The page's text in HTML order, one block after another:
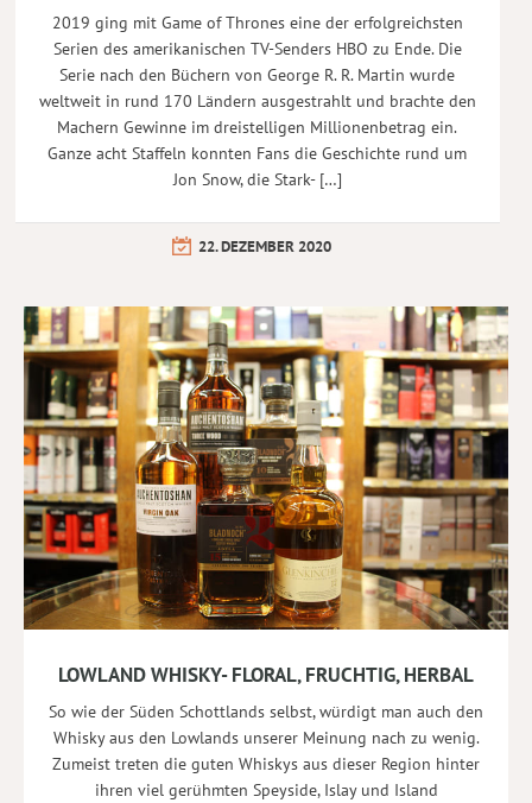
2019 ging mit Game of Thrones eine der erfolgreichsten
Serien des amerikanischen TV-Senders HBO zu Ende. Die
Serie nach den Büchern von George R. R. Martin wurde
weltweit in rund 170 Ländern ausgestrahlt und brachte den
Machern Gewinne im dreistelligen Millionenbetrag ein.
Ganze acht Staffeln konnten Fans die Geschichte rund um
Jon Snow, die Stark- […]
22. DEZEMBER 2020
LOWLAND WHISKY- FLORAL, FRUCHTIG, HERBAL
So wie der Süden Schottlands selbst, würdigt man auch den
Whisky aus den Lowlands unserer Meinung nach zu wenig.
Zumeist treten die guten Whiskys aus dieser Region hinter
ihren viel gerühmten Speyside, Islay und Island